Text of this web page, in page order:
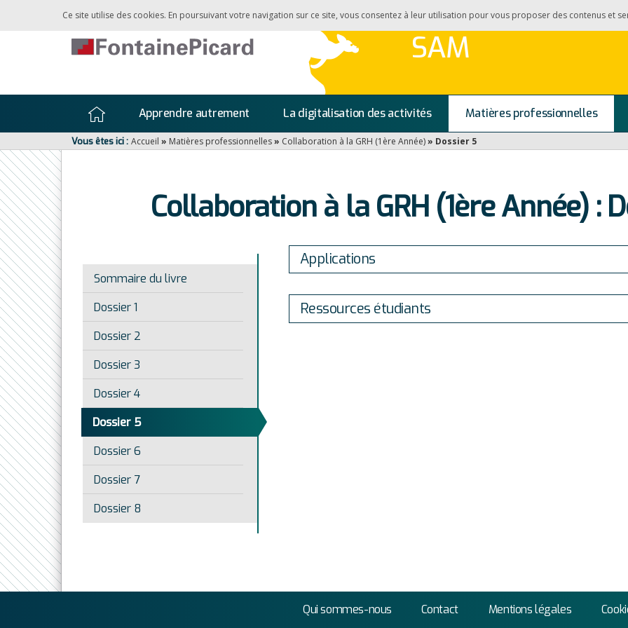
SAM
Apprendre autrement La digitalisation des activités Matières professionnelles
Vous êtes ici : Accueil » Matières professionnelles» Collaboration à la GRH (1ère Année)» Dossier 5
Collaboration à la GRH (1ère Année) :
Sommaire du livre
Dossier 1
Dossier 2
Dossier 3
Dossier 4
Dossier 5
Dossier 6
Dossier 7
Dossier 8
Applications
Ressources étudiants
Qui sommes-nous Contact Mentions légales
Ce site utilise des cookies. En poursuivant votre navigation sur ce site, vous consentez à leur utilisation pour vous proposer des contenus et